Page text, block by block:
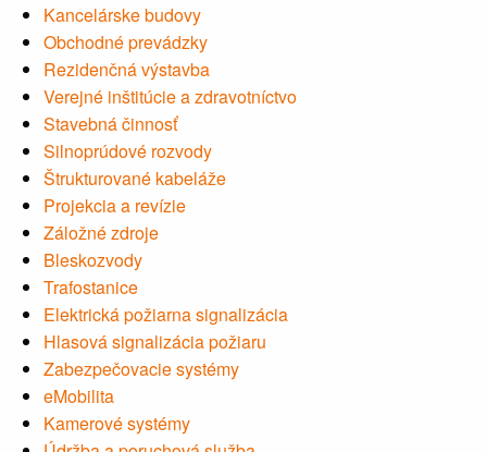
Kancelárske budovy
Obchodné prevádzky
Rezidenčná výstavba
Verejné inštitúcie a zdravotníctvo
Stavebná činnosť
Silnoprúdové rozvody
Štrukturované kabeláže
Projekcia a revízie
Záložné zdroje
Bleskozvody
Trafostanice
Elektrická požiarna signalizácia
Hlasová signalizácia požiaru
Zabezpečovacie systémy
eMobilita
Kamerové systémy